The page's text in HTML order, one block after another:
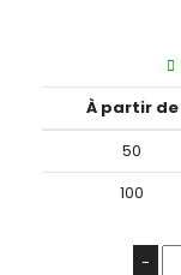
À partir de
50
100
-